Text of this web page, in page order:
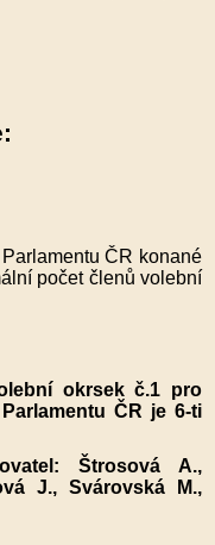
ČR konané
počet členů volební
okrsek č.1 pro
ČR je 6-ti
Štrosová A.,
J., Svárovská M.,